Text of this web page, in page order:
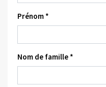
Prénom *
Nom de famille *